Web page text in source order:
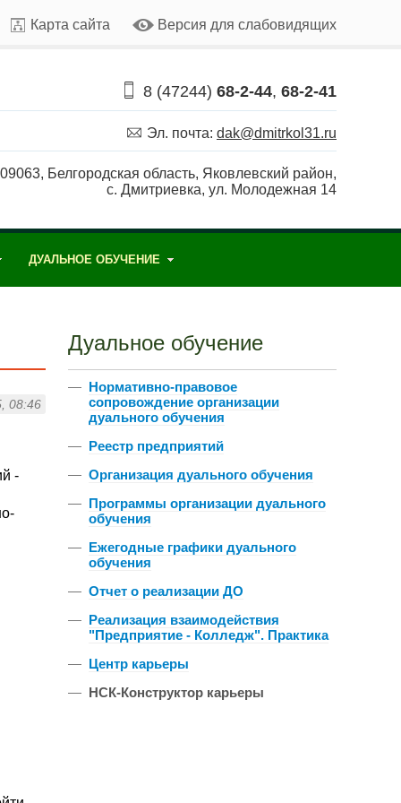
Карта сайта Версия для слабовидящих
8 (47244) 68-2-44, 68-2-41
Эл. почта: dak@dmitrkol31.ru
Белгородская область, Яковлевский район,
с. Дмитриевка, ул. Молодежная 14
ДУАЛЬНОЕ ОБУЧЕНИЕ
08:46
-
Дуальное обучение
— Нормативно-правовое
сопровождение организации
дуального обучения
— Реестр предприятий
— Организация дуального обучения
— Программы организации дуального
обучения
— Ежегодные графики дуального
обучения
— Отчет о реализации ДО
— Реализация взаимодействия
"Предприятие - Колледж". Практика
— Центр карьеры
— НСК-Конструктор карьеры